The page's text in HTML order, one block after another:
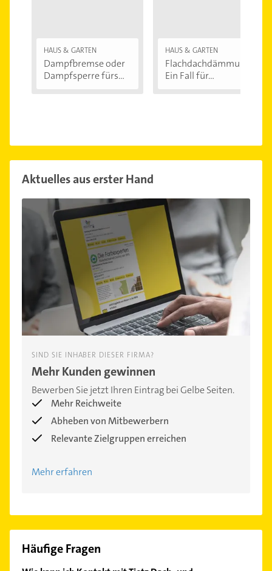
HAUS & GARTEN
Dampfbremse oder
Dampfsperre fürs...
HAUS & GARTEN
Flachdachdämmung:
Ein Fall für...
Aktuelles aus erster Hand
SIND SIE INHABER DIESER FIRMA?
Mehr Kunden gewinnen
Bewerben Sie jetzt Ihren Eintrag bei Gelbe Seiten.
Mehr Reichweite
Abheben von Mitbewerbern
Relevante Zielgruppen erreichen
Mehr erfahren
Häufige Fragen